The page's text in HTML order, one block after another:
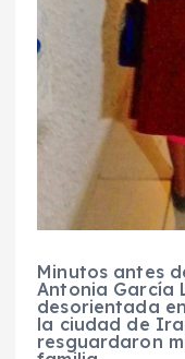
Minutos antes
Antonia García
desorientada
la ciudad de
resguardaron